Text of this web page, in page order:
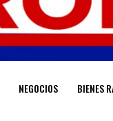
NEGOCIOS BIENES